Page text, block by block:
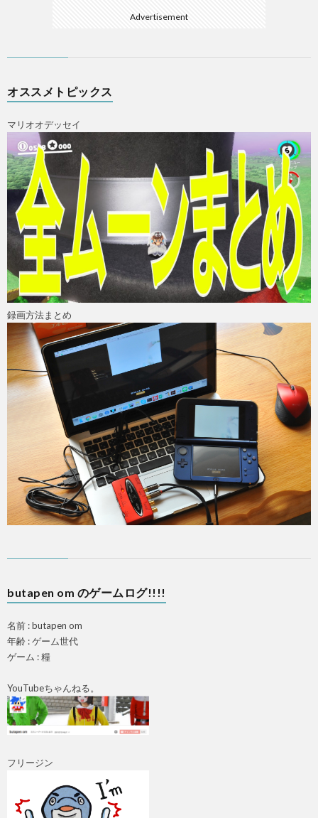
Advertisement
オススメトピックス
マリオオデッセイ
録画方法まとめ
butapen om のゲームログ!!!!
名前 : butapen om
年齢 : ゲーム世代
ゲーム : 糧
YouTubeちゃんねる。
フリージン